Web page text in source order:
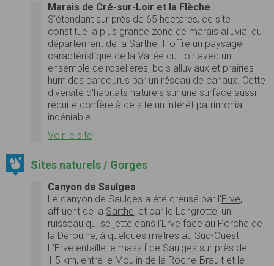
Marais de Cré-sur-Loir et la Flèche
S'étendant sur près de 65 hectares, ce site
constitue la plus grande zone de marais alluvial du
département de la Sarthe. Il offre un paysage
caractéristique de la Vallée du Loir avec un
ensemble de roselières, bois alluviaux et prairies
humides parcourus par un réseau de canaux. Cette
diversité d'habitats naturels sur une surface aussi
réduite confère à ce site un intérêt patrimonial
indéniable...
Voir le site
Sites naturels / Gorges
Canyon de Saulges
Le canyon de Saulges a été creusé par l'Erve,
affluent de la Sarthe, et par le Langrotte, un
ruisseau qui se jette dans l'Erve face au Porche de
la Dérouine, à quelques mètres au Sud-Ouest.
L'Erve entaille le massif de Saulges sur près de
1,5 km, entre le Moulin de la Roche-Brault et le